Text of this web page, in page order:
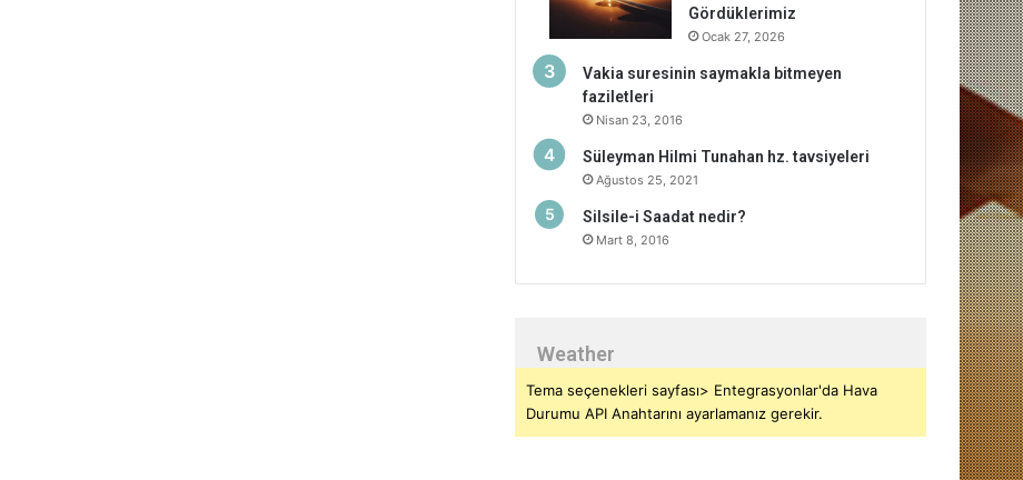
Gördüklerimiz
Ocak 27, 2026
Vakia suresinin saymakla bitmeyen
faziletleri
Nisan 23, 2016
Süleyman Hilmi Tunahan hz. tavsiyeleri
Ağustos 25, 2021
Silsile-i Saadat nedir?
Mart 8, 2016
Weather
Tema seçenekleri sayfası> Entegrasyonlar'da Hava
Durumu API Anahtarını ayarlamanız gerekir.